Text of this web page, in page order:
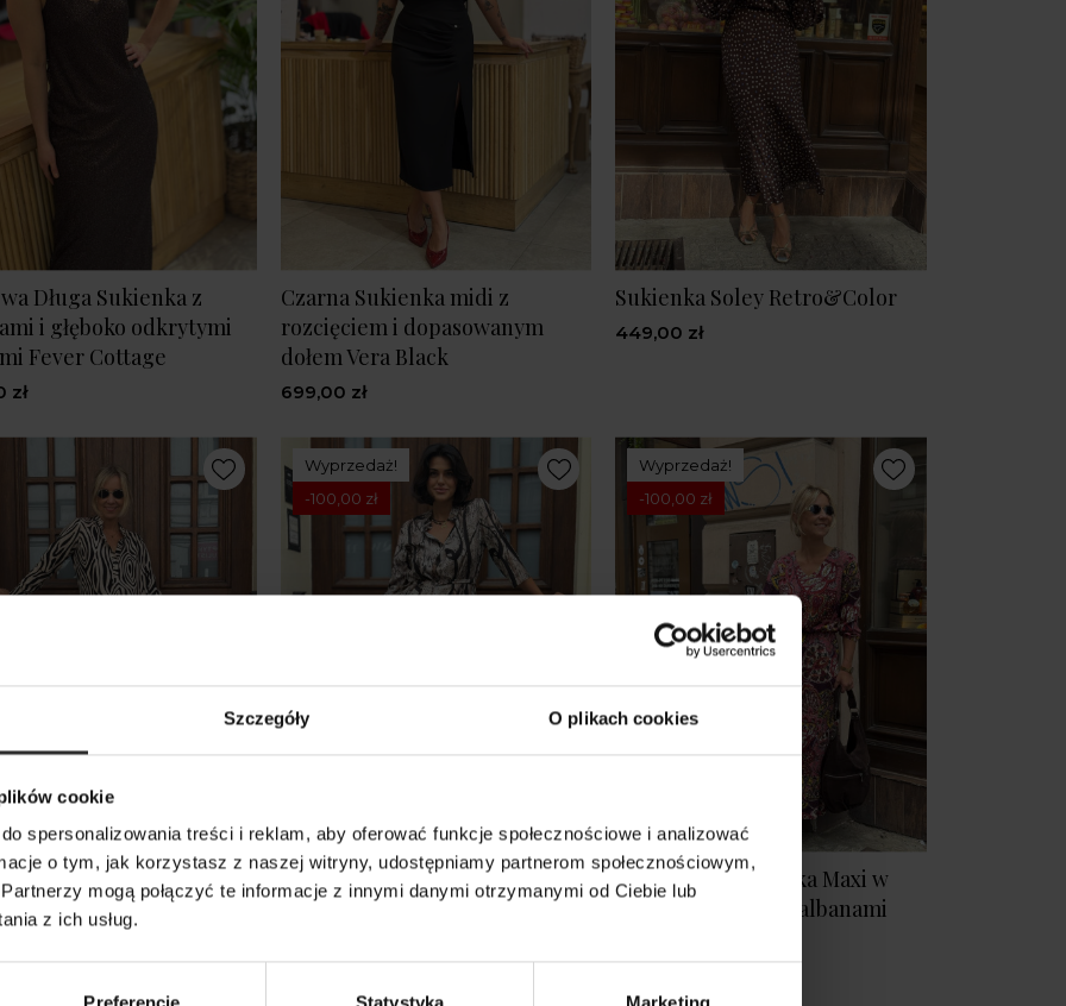
Szczegóły O plikach cookies
cookie
spersonalizowania treści i reklam, aby oferować funkcje społecznościowe i analizować
o tym, jak korzystasz z naszej witryny, udostępniamy partnerom społecznościowym,
mogą połączyć te informacje z innymi danymi otrzymanymi od Ciebie lub
z ich usług.
Długa Sukienka z
i głęboko odkrytymi
Fever Cottage
zł
Czarna Sukienka midi z
rozcięciem i dopasowanym
dołem Vera Black
699,00 zł
Sukienka Soley Retro&Color
449,00 zł
Sukienka Maxi z
rękawem i beżowo-
wzorem Lilly Savana
Wyprzedaż!
-100,00 zł
Wiskozowa Sukienka o
wzorzystym koszulowym kroju
Wyprzedaż!
-100,00 zł
Wiskozowa Sukienka Maxi w
orientalny wzór z falbanami